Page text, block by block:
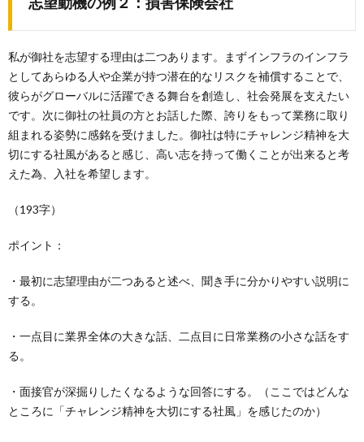
私が御社を志望する理由は二つあります。まずインフラのインフラ
としてあらゆる人や企業が持つ潜在的なリスクを補償することで、
彼らがグローバルに活躍できる舞台を創造し、社会発展を支えたい
です。次に御社の社員の方とお話した際、誇りをもって業務に取り
組まれる姿勢に感銘を受けました。御社は特にチャレンジ精神を大
切にする社風があると感じ、高い志を持って働くことが出来ると考
えた為、入社を希望します。
（193字）
ポイント：
・最初に志望理由が二つあると述べ、聞き手に分かりやすい説明に
する。
・一点目に業界全体の大きな話、二点目に日常業務の小さな話をす
る。
・面接官が深掘りしたくなるような回答にする。（ここではどんな
ところに「チャレンジ精神を大切にする社風」を感じたのか）